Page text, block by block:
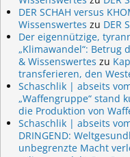
DER SCHAH versus
Wissenswertes zu DER
Der eigennützige,
„Klimawandel“: Betrug
& Wissenswertes zu
transferieren, den
Schaschlik | abseits
„Waffengruppe“ stand
die Produktion von
Schaschlik | abseits
DRINGEND:
unbegrenzte Macht